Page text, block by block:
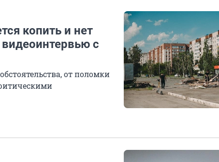
копить и нет
с
от поломки